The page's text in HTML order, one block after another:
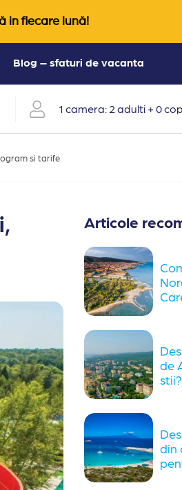
in fiecare lună!
Blog – sfaturi de vacanta
1 camera: 2 adulti + 0
si tarife
Articole
de
stii?
din